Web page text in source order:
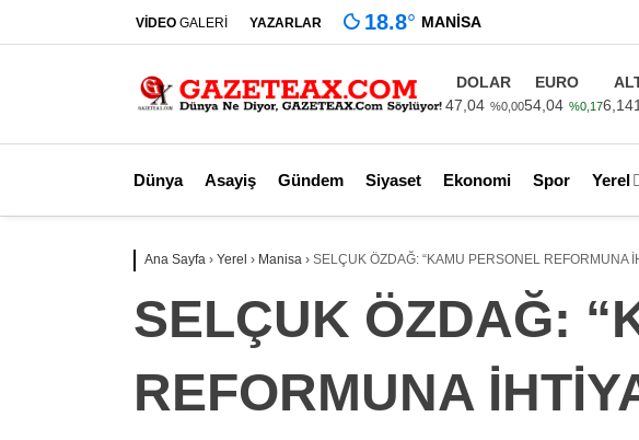
VİDEO GALERİ YAZARLAR 18.8° MANISA
DOLAR
47,04 %0,00
EURO
54,04 %0,176,141
Dünya Asayiş Gündem Siyaset Ekonomi Spor Yerel
Ana Sayfa › Yerel › Manisa › SELÇUK ÖZDAĞ: “KAMU PERSONEL REFORMUNA
SELÇUK ÖZDAĞ:
REFORMUNA